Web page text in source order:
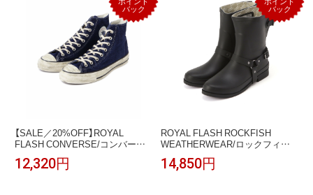
バック
【SALE／20%OFF】ROYAL
FLASH CONVERSE/コンバー
ス/ALL STAR FADEDDENIM AG
HI ロイヤルフラッシュ シュー
12,320円
バック
ROYAL FLASH ROCKFISH
WEATHERWEAR/ロックフィッ
シュ ウェザーウェア/HARNESS
WELLINGTON BOOTS MIDDLE
14,850円